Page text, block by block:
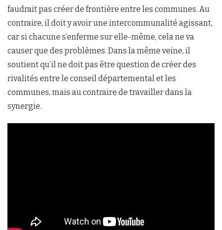
faudrait pas créer de frontière entre les communes. Au
contraire, il doit y avoir une intercommunalité agissant,
car si chacune s’enferme sur elle-même, cela ne va
causer que des problèmes. Dans la même veine, il
soutient qu’il ne doit pas être question de créer des
rivalités entre le conseil départemental et les
communes, mais au contraire de travailler dans la
synergie.